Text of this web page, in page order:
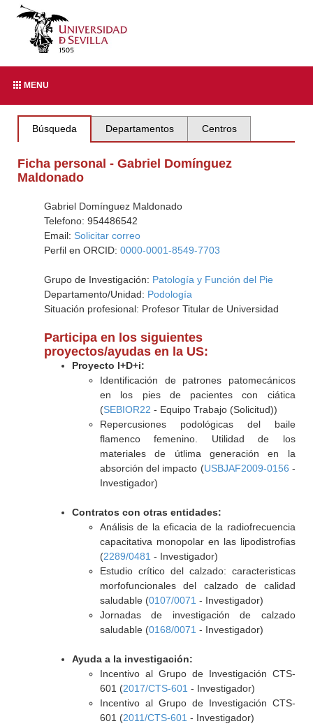
MENU
Búsqueda Departamentos Centros
Ficha personal - Gabriel Domínguez
Maldonado
Gabriel Domínguez Maldonado
Telefono: 954486542
Email: Solicitar correo
Perfil en ORCID: 0000-0001-8549-7703
Grupo de Investigación: Patología y Función del Pie
Departamento/Unidad: Podología
Situación profesional: Profesor Titular de Universidad
Participa en los siguientes
proyectos/ayudas en la US:
Proyecto I+D+i:
Identificación de patrones patomecánicos
en los pies de pacientes con ciática
(SEBIOR22 - Equipo Trabajo (Solicitud))
Repercusiones podológicas del baile
flamenco femenino. Utilidad de los
materiales de útlima generación en la
absorción del impacto (USBJAF2009-0156 -
Investigador)
Contratos con otras entidades:
Análisis de la eficacia de la radiofrecuencia
capacitativa monopolar en las lipodistrofias
(2289/0481 - Investigador)
Estudio crítico del calzado: caracteristicas
morfofuncionales del calzado de calidad
saludable (0107/0071 - Investigador)
Jornadas de investigación de calzado
saludable (0168/0071 - Investigador)
Ayuda a la investigación:
Incentivo al Grupo de Investigación CTS-
601 (2017/CTS-601 - Investigador)
Incentivo al Grupo de Investigación CTS-
601 (2011/CTS-601 - Investigador)